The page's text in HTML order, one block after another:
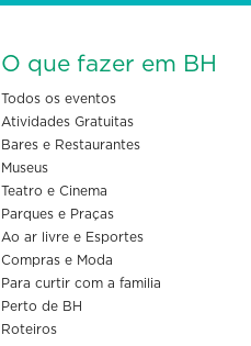
O que fazer em BH
Todos os eventos
Atividades Gratuitas
Bares e Restaurantes
Museus
Teatro e Cinema
Parques e Praças
Ao ar livre e Esportes
Compras e Moda
Para curtir com a familia
Perto de BH
Roteiros